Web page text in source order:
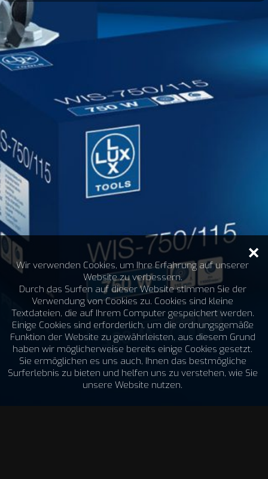
Wir verwenden Cookies, um Ihre Erfahrung auf unserer
Website zu verbessern.
Durch das Surfen auf dieser Website stimmen Sie der
Verwendung von Cookies zu. Cookies sind kleine
Textdateien, die auf Ihrem Computer gespeichert werden.
Einige Cookies sind erforderlich, um die ordnungsgemäße
Funktion der Website zu gewährleisten, aus diesem Grund
haben wir möglicherweise bereits einige Cookies gesetzt.
Sie ermöglichen es uns auch, Ihnen das bestmögliche
Surferlebnis zu bieten und helfen uns zu verstehen, wie Sie
unsere Website nutzen.